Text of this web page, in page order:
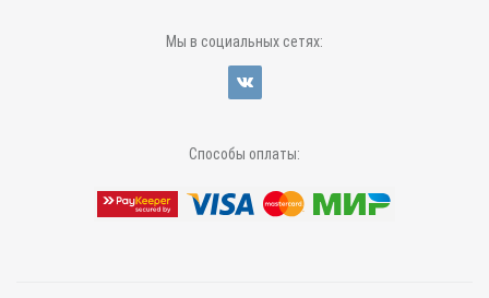
Мы в социальных сетях:
Способы оплаты: